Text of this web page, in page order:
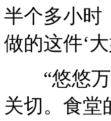
半个多小时
做的这件‘
“悠悠万
关切。食堂